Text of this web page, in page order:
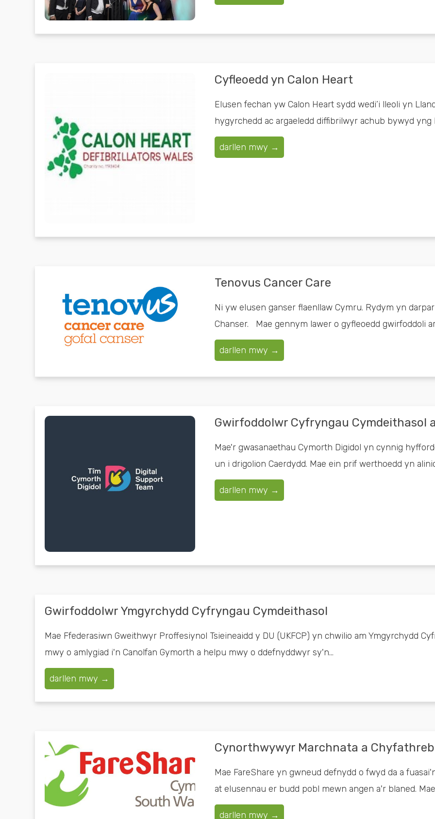
Cyfleoedd yn Calon Heart
Elusen fechan yw Calon Heart sydd wedi’i lleoli yn
hygyrchedd ac argaeledd diffibrilwyr achub bywyd
darllen mwy →
Tenovus Cancer Care
Ni yw elusen ganser flaenllaw Cymru. Rydym yn
Chanser. Mae gennym lawer o gyfleoedd gwirfoddoli
darllen mwy →
Gwirfoddolwr Cyfryngau Cymdeithasol
Mae'r gwasanaethau Cymorth Digidol yn cynnig
un i drigolion Caerdydd. Mae ein prif werthoedd yn
darllen mwy →
Gwirfoddolwr Ymgyrchydd Cyfryngau Cymdeithasol
Mae Ffederasiwn Gweithwyr Proffesiynol Tsieineaidd y DU (UKFCP) yn chwilio am Ymgyrchydd
mwy o amlygiad i'n Canolfan Gymorth a helpu mwy o ddefnyddwyr sy'n...
darllen mwy →
Cynorthwywyr Marchnata a
Mae FareShare yn gwneud defnydd o fwyd da a
at elusennau er budd pobl mewn angen a'r blaned. Mae
darllen mwy →